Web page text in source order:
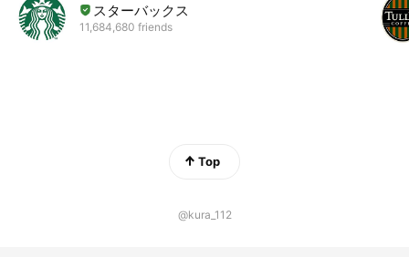
スターバックス
11,684,680 friends
Top
@kura_112